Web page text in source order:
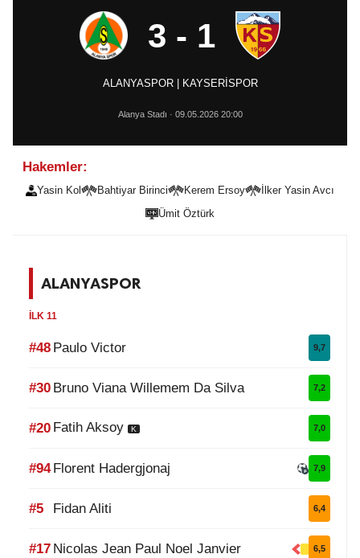
3 - 1
ALANYASPOR | KAYSERİSPOR
Alanya Stadı · 09.05.2026 20:00
Hakemler:
Yasin Kol Bahtiyar Birinci Kerem Ersoy
İlker Yasin Avcı
Ümit Öztürk
ALANYASPOR
İLK 11
#48 Paulo Victor 9,7
#30 Bruno Viana Willemem Da Silva 7,2
#20 Fatih Aksoy K 7,0
#94 Florent Hadergjonaj 7,9
#5 Fidan Aliti 6,4
#17 Nicolas Jean Paul Noel Janvier 6,5